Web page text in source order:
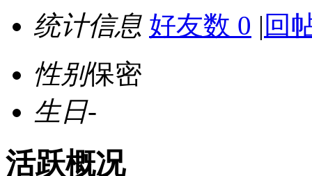
统计信息 好友数 0 | 回
性别保密
生日-
活跃概况